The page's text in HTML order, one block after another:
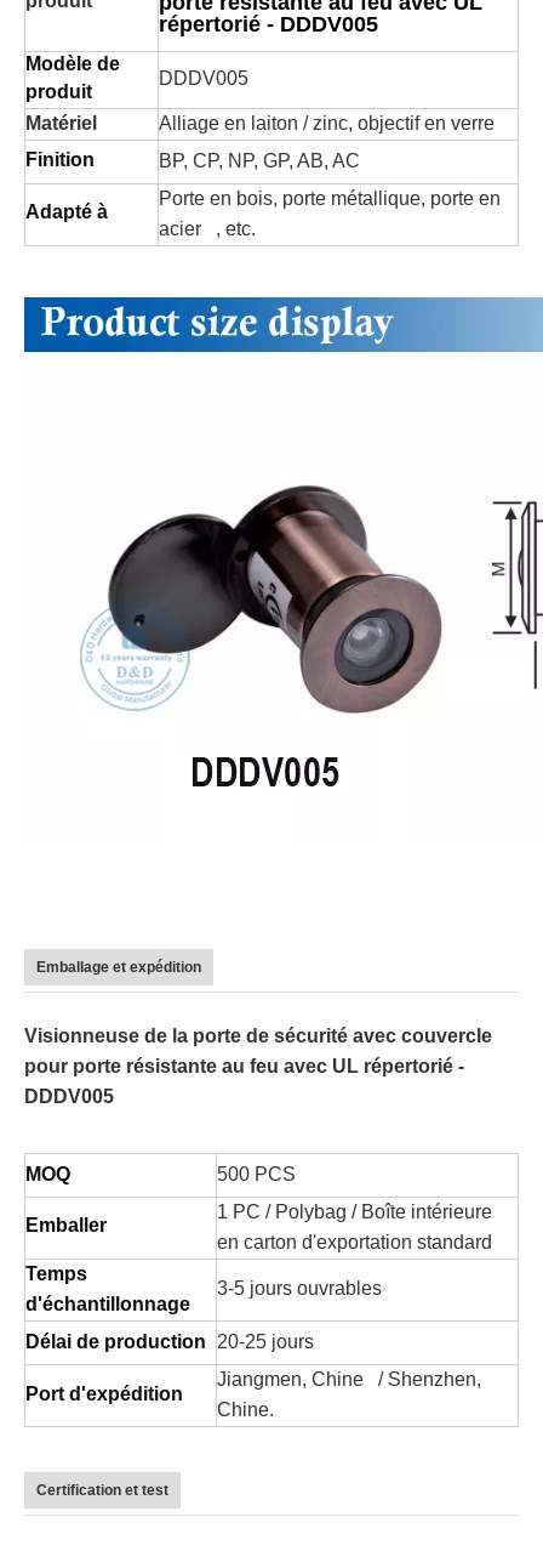
répertorié - DDDV005
Modèle de
produit
DDDV005
Matériel
Alliage en laiton / zinc, objectif en verre
Finition
BP, CP, NP, GP, AB, AC
Adapté à
Porte en bois, porte métallique, porte en
acier , etc.
Emballage et expédition
Visionneuse de la porte de sécurité avec couvercle
pour porte résistante au feu avec UL répertorié -
DDDV005
MOQ 500 PCS
Emballer
1 PC / Polybag / Boîte intérieure
en carton d'exportation standard
Temps
d'échantillonnage
3-5 jours ouvrables
Délai de production 20-25 jours
Port d'expédition
Jiangmen, Chine / Shenzhen,
Chine.
Certification et test